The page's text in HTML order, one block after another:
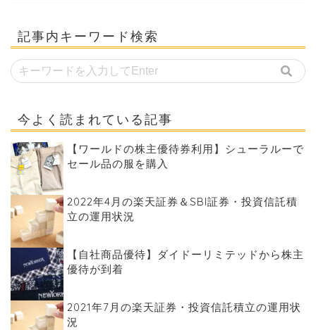
記事内キーワード検索
今よく読まれている記事
【ワールドの株主優待券利用】シューラルーで
セール品の服を購入
2022年4月の楽天証券＆SBI証券・投資信託積
立の運用状況
【自社商品優待】ダイドーリミテッドから株主
優待が到着
2021年7月の楽天証券・投資信託積立の運用状
況